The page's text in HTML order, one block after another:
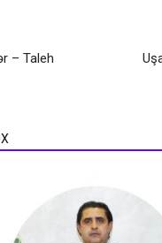
– Taleh